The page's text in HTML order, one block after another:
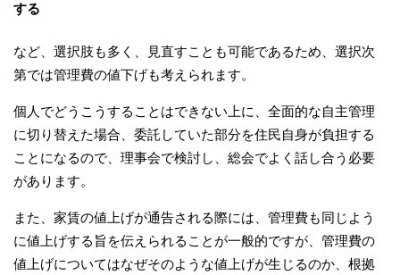
する
など、選択肢も多く、見直すことも可能であるため、選択次
第では管理費の値下げも考えられます。
個人でどうこうすることはできない上に、全面的な自主管理
に切り替えた場合、委託していた部分を住民自身が負担する
ことになるので、理事会で検討し、総会でよく話し合う必要
があります。
また、家賃の値上げが通告される際には、管理費も同じよう
に値上げする旨を伝えられることが一般的ですが、管理費の
値上げについてはなぜそのような値上げが生じるのか、根拠